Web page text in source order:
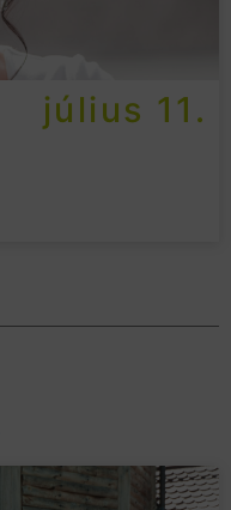
július 11.